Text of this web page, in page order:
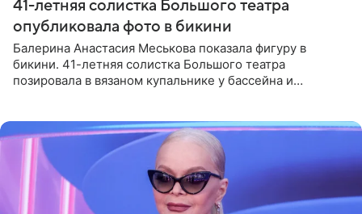
41-летняя солистка Большого театра
опубликовала фото в бикини
Балерина Анастасия Меськова показала фигуру в
бикини. 41-летняя солистка Большого театра
позировала в вязаном купальнике у бассейна и